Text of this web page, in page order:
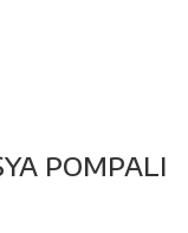
POMPALI